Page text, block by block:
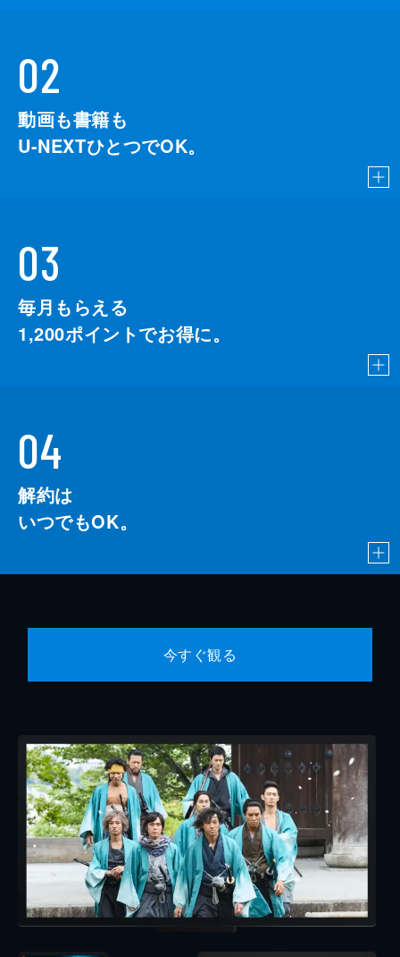
02
動画も書籍も
U-NEXTひとつでOK。
03
毎月もらえる
1,200ポイントでお得に。
04
解約は
いつでもOK。
今すぐ観る